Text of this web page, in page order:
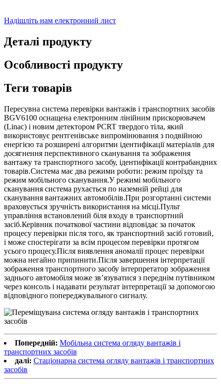
Надішліть нам електронний лист
Деталі продукту
Особливості продукту
Теги товарів
Пересувна система перевірки вантажів і транспортних засобів
BGV6100 оснащена електронним лінійним прискорювачем
(Linac) і новим детектором PCRT твердого тіла, який
використовує рентгенівське випромінювання з подвійною
енергією та розширені алгоритми ідентифікації матеріалів для
досягнення перспективного сканування та зображення
вантажу та транспортного засобу, ідентифікації контрабандних
товарів.Система має два режими роботи: режим проїзду та
режим мобільного сканування.У режимі мобільного
сканування система рухається по наземній рейці для
сканування вантажних автомобілів.При розгортанні системи
враховується зручність використання на місці.Пульт
управління встановлений біля входу в транспортний
засіб.Керівник початкової частини відповідає за початок
процесу перевірки після того, як транспортний засіб готовий,
і може спостерігати за всім процесом перевірки протягом
усього процесу.Після виявлення аномалії процес перевірки
можна негайно припинити.Після завершення інтерпретації
зображення транспортного засобу інтерпретатор зображення
заднього автомобіля може зв’язуватися з переднім путівником
через консоль і надавати результат інтерпретації за допомогою
відповідного попереджувального сигналу.
Попередній: Мобільна система огляду вантажів і
транспортних засобів
далі: Стаціонарна система огляду вантажів і транспортних
засобів